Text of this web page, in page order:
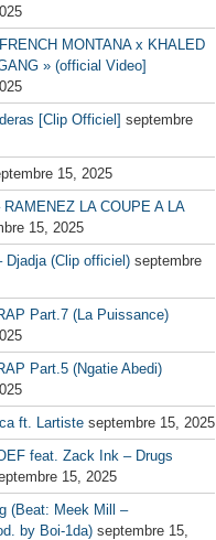
MONTANA x KHALED
» (official Video]
[Clip Officiel] septembre
15, 2025
LA COUPE A LA
15, 2025
Djadja (Clip officiel) septembre
Part.7 (La Puissance)
Part.5 (Ngatie Abedi)
ft. Lartiste septembre 15, 2025
feat. Zack Ink – Drugs
15, 2025
(Beat: Meek Mill –
by Boi-1da) septembre 15,